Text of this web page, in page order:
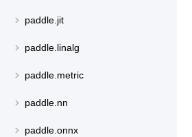
paddle.jit
paddle.linalg
paddle.metric
paddle.nn
paddle.onnx